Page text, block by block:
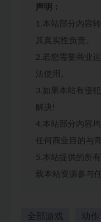
声明：
1.本站部分内容
其真实性负责。
2.若您需要商业
法使用。
3.如果本站有侵
解决!
4.本站部分内容
任何商业目的与
5.本站提供的所
载本站资源参与
全部游戏 动作